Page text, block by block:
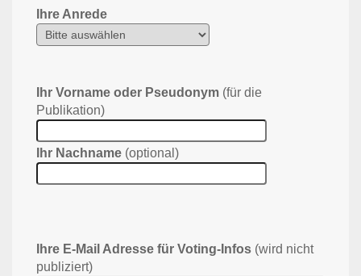
Ihre Anrede
Ihr Vorname oder Pseudonym (für die
Publikation)
Ihr Nachname (optional)
Ihre E-Mail Adresse für Voting-Infos (wird nicht
publiziert)